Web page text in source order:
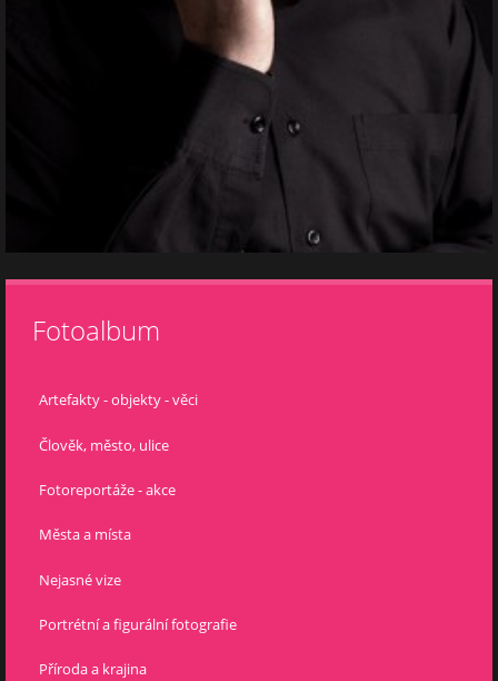
Fotoalbum
Artefakty - objekty - věci
Člověk, město, ulice
Fotoreportáže - akce
Města a místa
Nejasné vize
Portrétní a figurální fotografie
Příroda a krajina